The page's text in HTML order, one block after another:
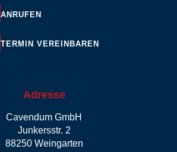
ANRUFEN
TERMIN VEREINBAREN
Adresse
Cavendum GmbH
Junkersstr. 2
88250 Weingarten